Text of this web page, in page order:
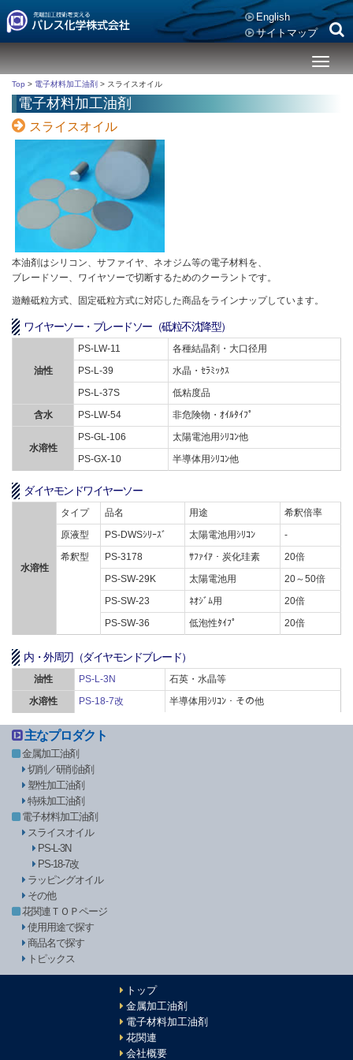
English
サイトマップ
メ
ニ
ュ
Top > 電子材料加工油剤 > スライスオイル
電子材料加工油剤
スライスオイル
本油剤はシリコン、サファイヤ、ネオジム等の電子材料を、
ブレードソー、ワイヤソーで切断するためのクーラントです。
遊離砥粒方式、固定砥粒方式に対応した商品をラインナップしています。
ワイヤーソー・ブレードソー（砥粒不沈降型）
油性
PS-LW-11
各種結晶剤・大口径用
PS-L-39
水晶・ｾﾗﾐｯｸｽ
PS-L-37S
低粘度品
含水
PS-LW-54 非危険物・ｵｲﾙﾀｲﾌﾟ
水溶性
PS-GL-106
太陽電池用ｼﾘｺﾝ他
PS-GX-10
半導体用ｼﾘｺﾝ他
ダイヤモンドワイヤーソー
水溶性
タイプ 品名 用途
希釈倍率
原液型
PS-DWSｼﾘｰｽﾞ 太陽電池用ｼﾘｺﾝ
‐
希釈型
PS-3178 ｻﾌｧｲｱ・炭化珪素
20倍
PS-SW-29K
太陽電池用
20～50倍
PS-SW-23
ﾈｵｼﾞﾑ用
20倍
PS-SW-36
低泡性ﾀｲﾌﾟ 20倍
内・外周刃（ダイヤモンドブレード）
油性 PS-L-3N
石英・水晶等
水溶性
PS-18-7改 半導体用ｼﾘｺﾝ・その他
主なプロダクト
金属加工油剤
切削／研削油剤
塑性加工油剤
特殊加工油剤
電子材料加工油剤
スライスオイル
PS-L-3N
PS-18-7改
ラッピングオイル
その他
花関連ＴＯＰページ
使用用途で探す
商品名で探す
トピックス
トップ
金属加工油剤
電子材料加工油剤
花関連
会社概要